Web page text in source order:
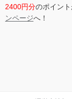
2400円分のポイン
ンページへ！